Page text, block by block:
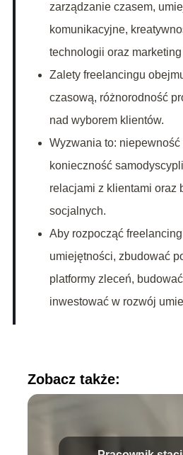
zarządzanie czasem,
komunikacyjne,
technologii oraz
Zalety freelancingu
czasową, różnorodność
nad wyborem klientów.
Wyzwania to: niepewność
konieczność
relacjami z klientami oraz
socjalnych.
Aby rozpocząć
umiejętności, zbudować
platformy zleceń,
inwestować w rozwój
Zobacz także: